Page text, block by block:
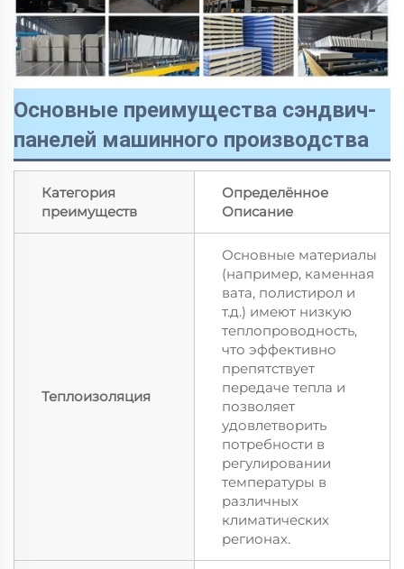
Основные преимущества сэндвич-
панелей машинного производства
Категория
преимуществ
Определённое
Описание
Теплоизоляция
Основные материалы
(например, каменная
вата, полистирол и
т.д.) имеют низкую
теплопроводность,
что эффективно
препятствует
передаче тепла и
позволяет
удовлетворить
потребности в
регулировании
температуры в
различных
климатических
регионах.